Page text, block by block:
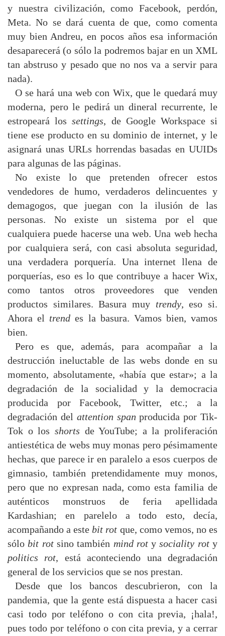
y nuestra civilización, como Facebook, perdón,
Meta. No se dará cuenta de que, como comenta
muy bien Andreu, en pocos años esa información
desaparecerá (o sólo la podremos bajar en un XML
tan abstruso y pesado que no nos va a servir para
nada).
O se hará una web con Wix, que le quedará muy
moderna, pero le pedirá un dineral recurrente, le
estropeará lossettings, de Google Workspace si
tiene ese producto en su dominio de internet, y le
asignará unas URLs horrendas basadas en UUIDs
para algunas de las páginas.
No existe lo que pretenden ofrecer estos
vendedores de humo, verdaderos delincuentes y
demagogos, que juegan con la ilusión de las
personas. No existe un sistema por el que
cualquiera puede hacerse una web. Una web hecha
por cualquiera será, con casi absoluta seguridad,
una verdadera porquería. Una internet llena de
porquerías, eso es lo que contribuye a hacer Wix,
como tantos otros proveedores que venden
productos similares. Basura muy trendy, eso si.
Ahora el trend es la basura. Vamos bien, vamos
bien.
Pero es que, además, para acompañar a la
destrucción ineluctable de las webs donde en su
momento, absolutamente, «había que estar»; a la
degradación de la socialidad y la democracia
producida por Facebook, Twitter, etc.; a la
degradación del attention span producida por Tik-
Tok o los shorts de YouTube; a la proliferación
antiestética de webs muy monas pero pésimamente
hechas, que parece ir en paralelo a esos cuerpos de
gimnasio, también pretendidamente muy monos,
pero que no expresan nada, como esta familia de
auténticos monstruos de feria apellidada
Kardashian; en parelelo a todo esto, decía,
acompañando a estebit rot que, como vemos, no es
sólobit rotsino también mind rotysociality roty
politics rot, está aconteciendo una degradación
general de los servicios que se nos prestan.
Desde que los bancos descubrieron, con la
pandemia, que la gente está dispuesta a hacer casi
casi todo por teléfono o con cita previa, ¡hala!,
pues todo por teléfono o con cita previa, y a cerrar